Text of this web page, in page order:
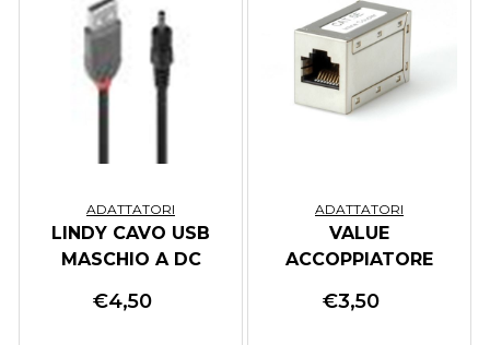
ADATTATORI
LINDY CAVO USB
MASCHIO A DC
€4,50
ADATTATORI
VALUE
ACCOPPIATORE
STP RJ45 ARGENTO
€3,50